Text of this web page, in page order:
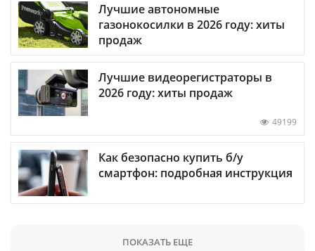
Лучшие автономные
газонокосилки в 2026 году: хиты
продаж
Лучшие видеорегистраторы в
2026 году: хиты продаж
49199
Как безопасно купить б/у
смартфон: подробная инструкция
ПОКАЗАТЬ ЕЩЕ